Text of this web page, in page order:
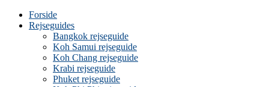
Forside
Rejseguides
Bangkok rejseguide
Koh Samui rejseguide
Koh Chang rejseguide
Krabi rejseguide
Phuket rejseguide